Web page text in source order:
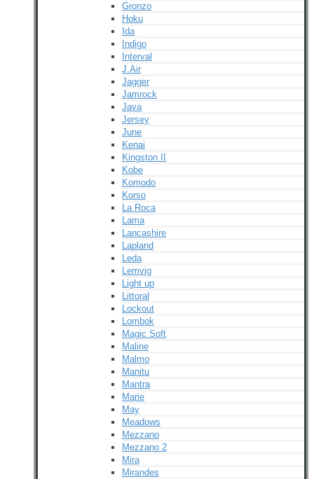
Gronzo
Hoku
Ida
Indigo
Interval
J.Air
Jagger
Jamrock
Java
Jersey
June
Kenai
Kingston II
Kobe
Komodo
Korso
La Roca
Lama
Lancashire
Lapland
Leda
Lemvig
Light up
Littoral
Lockout
Lombok
Magic Soft
Maline
Malmo
Manitu
Mantra
Marie
May
Meadows
Mezzano
Mezzano 2
Mira
Mirandes